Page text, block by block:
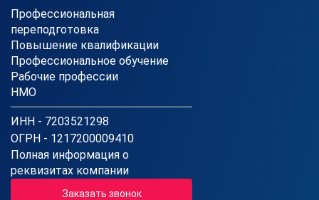
Профессиональная
переподготовка
Повышение квалификации
Профессиональное обучение
Рабочие профессии
НМО
ИНН - 7203521298
ОГРН - 1217200009410
Полная информация о
реквизитах компании
Заказать звонок